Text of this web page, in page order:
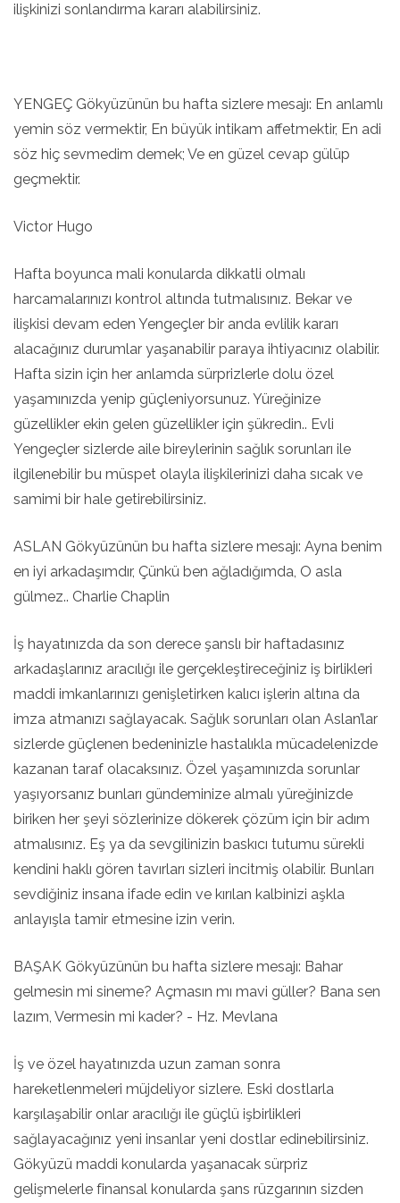
ilişkinizi sonlandırma kararı alabilirsiniz.
YENGEÇ Gökyüzünün bu hafta sizlere mesajı: En anlamlı
yemin söz vermektir, En büyük intikam affetmektir, En adi
söz hiç sevmedim demek; Ve en güzel cevap gülüp
geçmektir.
Victor Hugo
Hafta boyunca mali konularda dikkatli olmalı
harcamalarınızı kontrol altında tutmalısınız. Bekar ve
ilişkisi devam eden Yengeçler bir anda evlilik kararı
alacağınız durumlar yaşanabilir paraya ihtiyacınız olabilir.
Hafta sizin için her anlamda sürprizlerle dolu özel
yaşamınızda yenip güçleniyorsunuz. Yüreğinize
güzellikler ekin gelen güzellikler için şükredin.. Evli
Yengeçler sizlerde aile bireylerinin sağlık sorunları ile
ilgilenebilir bu müspet olayla ilişkilerinizi daha sıcak ve
samimi bir hale getirebilirsiniz.
ASLAN Gökyüzünün bu hafta sizlere mesajı: Ayna benim
en iyi arkadaşımdır, Çünkü ben ağladığımda, O asla
gülmez.. Charlie Chaplin
İş hayatınızda da son derece şanslı bir haftadasınız
arkadaşlarınız aracılığı ile gerçekleştireceğiniz iş birlikleri
maddi imkanlarınızı genişletirken kalıcı işlerin altına da
imza atmanızı sağlayacak. Sağlık sorunları olan Aslan’lar
sizlerde güçlenen bedeninizle hastalıkla mücadelenizde
kazanan taraf olacaksınız. Özel yaşamınızda sorunlar
yaşıyorsanız bunları gündeminize almalı yüreğinizde
biriken her şeyi sözlerinize dökerek çözüm için bir adım
atmalısınız. Eş ya da sevgilinizin baskıcı tutumu sürekli
kendini haklı gören tavırları sizleri incitmiş olabilir. Bunları
sevdiğiniz insana ifade edin ve kırılan kalbinizi aşkla
anlayışla tamir etmesine izin verin.
BAŞAK Gökyüzünün bu hafta sizlere mesajı: Bahar
gelmesin mi sineme? Açmasın mı mavi güller? Bana sen
lazım, Vermesin mi kader? - Hz. Mevlana
İş ve özel hayatınızda uzun zaman sonra
hareketlenmeleri müjdeliyor sizlere. Eski dostlarla
karşılaşabilir onlar aracılığı ile güçlü işbirlikleri
sağlayacağınız yeni insanlar yeni dostlar edinebilirsiniz.
Gökyüzü maddi konularda yaşanacak sürpriz
gelişmelerle finansal konularda şans rüzgarının sizden